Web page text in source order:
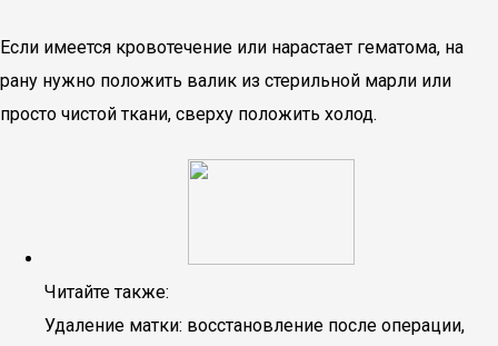
Если имеется кровотечение или нарастает гематома, на
рану нужно положить валик из стерильной марли или
просто чистой ткани, сверху положить холод.
Читайте также:
Удаление матки: восстановление после операции,